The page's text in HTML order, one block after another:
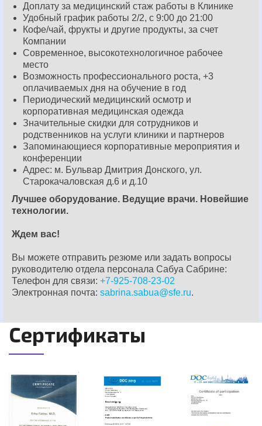
Доплату за медицинский стаж работы в Клинике
Удобный график работы 2/2, с 9:00 до 21:00
Кофе/чай, фрукты и другие продукты, за счет
Компании
Современное, высокотехнологичное рабочее
место
Возможность профессионального роста, +3
оплачиваемых дня на обучение в год
Периодический медицинский осмотр и
корпоративная медицинская одежда
Значительные скидки для сотрудников и
родственников на услуги клиники и партнеров
Запоминающиеся корпоративные мероприятия и
конференции
Адрес: м. Бульвар Дмитрия Донского, ул.
Старокачаловская д.6 и д.10
Лучшее оборудование. Ведущие врачи. Новейшие
технологии.
Ждем вас!
Вы можете отправить резюме или задать вопросы
руководителю отдела персонала Сабуа Сабрине:
Телефон для связи: +7-925-708-23-02
Электронная почта: sabrina.sabua@sfe.ru.
Сертификаты